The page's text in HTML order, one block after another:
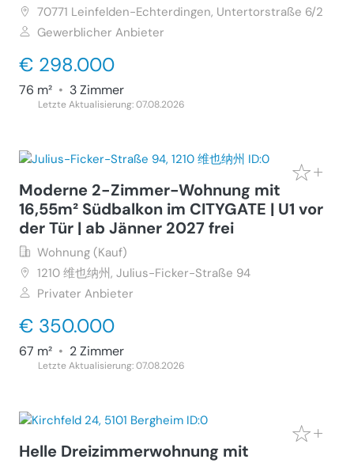
70771 Leinfelden-Echterdingen, Untertorstraße 6/2
Gewerblicher Anbieter
€ 298.000
76 m² • 3 Zimmer
Letzte Aktualisierung: 07.08.2026
Moderne 2-Zimmer-Wohnung mit
16,55m² Südbalkon im CITYGATE | U1 vor
der Tür | ab Jänner 2027 frei
Wohnung (Kauf)
1210 维也纳州, Julius-Ficker-Straße 94
Privater Anbieter
€ 350.000
67 m² • 2 Zimmer
Letzte Aktualisierung: 07.08.2026
Helle Dreizimmerwohnung mit